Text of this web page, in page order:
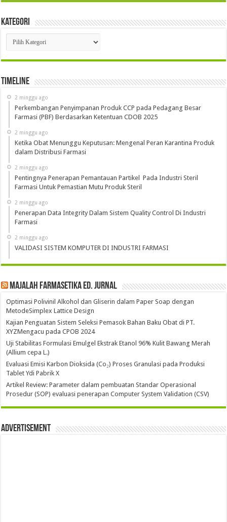
Kategori
Kategori
Timeline
2 minggu ago
Perkembangan Penyimpanan Produk CCP pada Pedagang Besar
Farmasi (PBF) Berdasarkan Ketentuan CDOB 2025
2 minggu ago
Ketika Obat Menunggu Keputusan: Mengenal Peran Karantina Produk
dalam Distribusi Farmasi
2 minggu ago
Pentingnya Penerapan Pemantauan Partikel Pada Industri Steril
Farmasi Untuk Pemastian Mutu Produk Steril
2 minggu ago
Penerapan Data Integrity Dalam Sistem Quality Control Di Industri
Farmasi
2 minggu ago
VALIDASI SISTEM KOMPUTER DI INDUSTRI FARMASI
Majalah Farmasetika Ed. Jurnal
Optimasi Polivinil Alkohol dan Gliserin dalam Paper Soap dengan
MetodeSimplex Lattice Design
Kajian Penguatan Sistem Seleksi Pemasok Bahan Baku Obat di PT.
XYZMengacu pada CPOB 2024
Uji Stabilitas Formulasi Emulgel Ekstrak Etanol 96% Kulit Bawang Merah
(Allium cepa L.)
Evaluasi Emisi Karbon Dioksida (Co₂) Proses Granulasi pada Produksi
Tablet Ydi Pabrik X
Artikel Review: Parameter dalam pembuatan Standar Operasional
Prosedur (SOP) evaluasi penerapan Computer System Validation (CSV)
Advertisement